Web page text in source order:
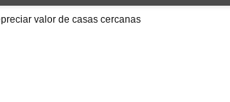
valor de casas cercanas